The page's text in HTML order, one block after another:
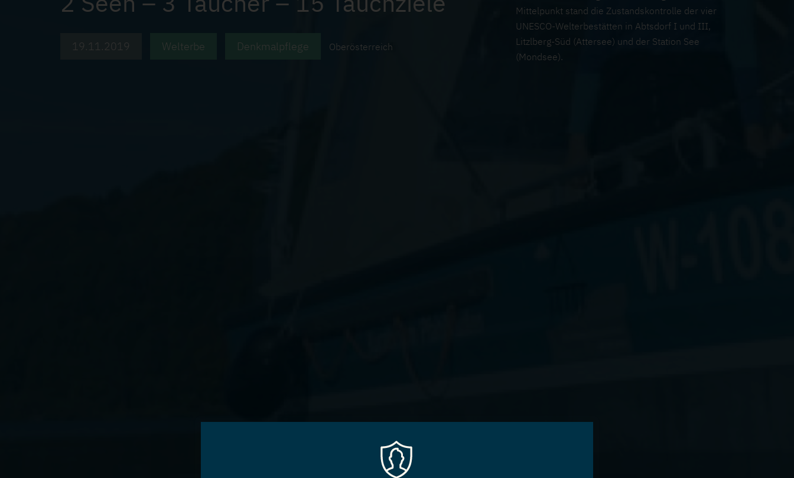
19.11.2019 Welterbe Denkmalpflege Oberösterreich
Mittelpunkt stand die Zustandskontrolle der vier
UNESCO-Welterbestätten in Abtsdorf I und III,
Litzlberg-Süd (Attersee) und der Station See
(Mondsee).